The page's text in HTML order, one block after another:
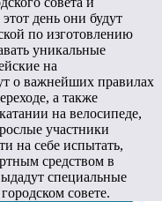
день они будут
по изготовлению
уникальные
на
о важнейших правилах
а также
на велосипеде,
участники
на себе испытать,
средством в
специальные
совете.